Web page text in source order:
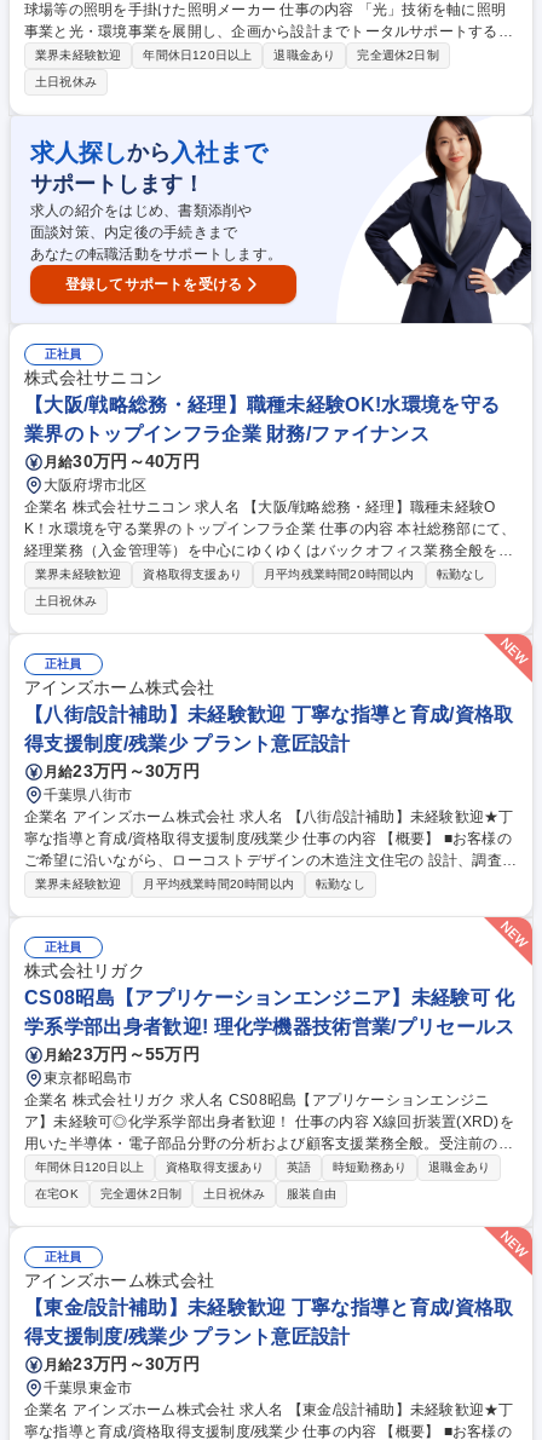
球場等の照明を手掛けた照明メーカー 仕事の内容 「光」技術を軸に照明
事業と光・環境事業を展開し、企画から設計までトータルサポートする当
社にて、施設・道路・プラント等の【電気施工管理】をお任せします。 積
算業務、施工計画作成、工程管理、安全管理、品質管理、原価管理、労務
管理などのプロジェクトマネジメント全般をご担当いただきます。 【具体
的には】■AutoCADを使用した図面作成・確認業務 ■施工現場での技術指
導・監督業務■関係機関との調整業務 募集職種 【東日本橋/電気施工管
理】明治神宮野球球場等の照明を手掛けた照明メーカー
業界未経験歓迎 年間休日120日以上 退職金あり
完全週休2日制
土日祝休み
求人探しから 入社まで
サポートします！
求人の紹介をはじめ、書類添削や
面談対策、内定後の手続きまで
あなたの転職活動をサポートします。
登録してサポートを受ける
正社員
株式会社サニコン
【大阪/戦略総務・経理】職種未経験OK!水環境を守る
業界のトップインフラ企業 財務/ファイナンス
月給30万円～40万円
大阪府堺市北区
企業名 株式会社サニコン 求人名 【大阪/戦略総務・経理】職種未経験O
K！水環境を守る業界のトップインフラ企業 仕事の内容 本社総務部にて、
経理業務（入金管理等）を中心にゆくゆくはバックオフィス業務全般を横
断的にお任せします。定型業務にとどまらず幅広い業務経験を通じて社員
をバックオフィスからサポート頂きます。 【具体的には】 ■経理業務（入
金管理、伝票処理など）■総務業務全般（備品管理、社内環境整備など）■
将来的な業務効率化や環境改善に向けたサポート ★バックオフィス全般に
横断的に関わるゼネラリストとしてご活躍いただきます。「毎日同じこと
の繰り返し」ではなく、幅広い業務を通じて会社や社員を支え直接感謝さ
れるやりがいがあります。 募集職種 【大阪/戦略総務・経理】職種未経験
OK！水環境を守る業界のトップインフラ企業
業界未経験歓迎 資格取得支援あり 月平均残業時間20時間以内
転勤なし
土日祝休み
正社員
アインズホーム株式会社
【八街/設計補助】未経験歓迎 丁寧な指導と育成/資格取
得支援制度/残業少 プラント意匠設計
月給23万円～30万円
千葉県八街市
企業名 アインズホーム株式会社 求人名 【八街/設計補助】未経験歓迎★丁
寧な指導と育成/資格取得支援制度/残業少 仕事の内容 【概要】 ■お客様の
ご希望に沿いながら、ローコストデザインの木造注文住宅の 設計、調査、
プラン提案、打合せをお任せします。 【詳細】 ■お客様のライフスタイル
り、設備や仕様等の設計を提案します。 ■当社では図面作成、提案などの
業務を縦割りで行っておらず、設計士としての業務を一から学ぶことが可
能です。一からから十まで、真に顧客に向き合った提案を行う当社ならで
はの業務スタイルです。 [変更範囲:当社業務全般] 募集職種 【八街/設計補
助】未経験歓迎★丁寧な指導と育成/資格取得支援制度/残業少
業界未経験歓迎 月平均残業時間20時間以内 転勤なし
正社員
株式会社リガク
CS08昭島【アプリケーションエンジニア】未経験可 化
学系学部出身者歓迎! 理化学機器技術営業/プリセールス
月給23万円～55万円
東京都昭島市
企業名 株式会社リガク 求人名 CS08昭島【アプリケーションエンジニ
ア】未経験可◎化学系学部出身者歓迎！ 仕事の内容 X線回折装置(XRD)を
用いた半導体・電子部品分野の分析および顧客支援業務全般。受注前のソ
リューション提案から受注後の技術サポート、セミナー講師、学会発表ま
で、分析のスペシャリストとして幅広く活躍。 (1)受注前：顧客課題に対
する技術アドバイス、試料測定、データ解析、ソリューション提案 (2)受
注後：技術サポート、装置活用のコンサルティング (3)セミナー・ウェビ
ナー講師としての製品説明、プレゼンテーション (4)学会発表、技術解説
誌・レポートの執筆 入社後は基礎習得後、OJT形式で先輩社員とマンツー
マンで実務を習得。測定から解析、報告書作成まで丁寧に指導する体制が
整っています。 募集職種 CS08昭島【アプリケーションエンジニア】未経
験可◎化学系学部出身者歓迎！
年間休日120日以上 資格取得支援あり 英語 時短勤務あり
退職金あり
在宅OK
完全週休2日制 土日祝休み 服装自由
正社員
アインズホーム株式会社
【東金/設計補助】未経験歓迎 丁寧な指導と育成/資格取
得支援制度/残業少 プラント意匠設計
月給23万円～30万円
千葉県東金市
企業名 アインズホーム株式会社 求人名 【東金/設計補助】未経験歓迎★丁
寧な指導と育成/資格取得支援制度/残業少 仕事の内容 【概要】 ■お客様の